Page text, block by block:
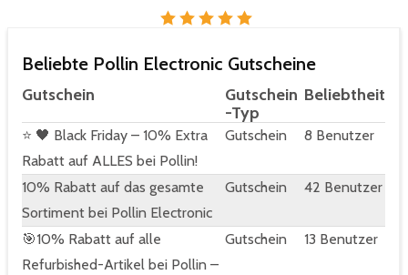
Beliebte Pollin Electronic Gutscheine
Gutschein
Gutschein
-Typ
Beliebtheit
⭐ 🖤 Black Friday – 10% Extra
Rabatt auf ALLES bei Pollin!
Gutschein 8 Benutzer
10% Rabatt auf das gesamte
Sortiment bei Pollin Electronic
Gutschein 42 Benutzer
🎯10% Rabatt auf alle
Refurbished-Artikel bei Pollin –
Gutschein 13 Benutzer